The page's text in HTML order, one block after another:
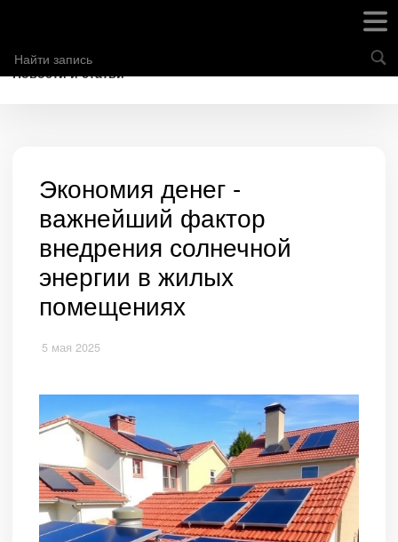
Новости и статьи
Экономия денег -
важнейший фактор
внедрения солнечной
энергии в жилых
помещениях
5 мая 2025